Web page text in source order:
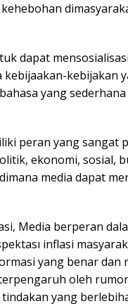
dapat
kebijaakan-kebijakan
yang
peran yang sangat
ekonomi, sosial,
media dapat
Media berperan
inflasi
yang benar dan
oleh
yang